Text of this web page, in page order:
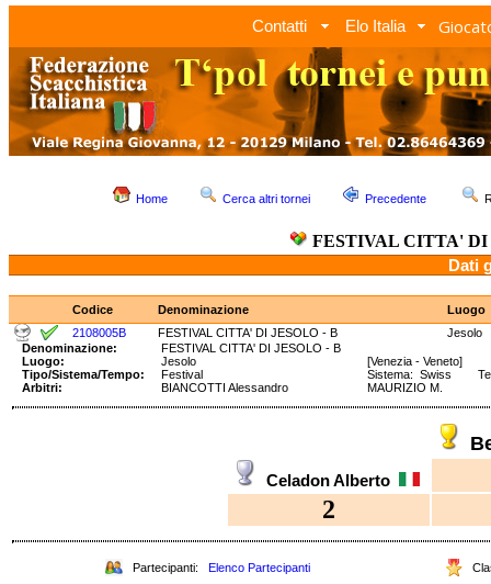
Contatti Elo Italia
Home Cerca altri tornei Precedente
FESTIVAL CITTA' DI
Dati
Codice Denominazione
Luogo
2108005B
FESTIVAL CITTA' DI JESOLO - B
Jesolo
Denominazione:
FESTIVAL CITTA' DI JESOLO - B
Luogo:
Jesolo
[Venezia - Veneto]
Tipo/Sistema/Tempo:
Festival
Sistema: Swiss
Arbitri:
BIANCOTTI Alessandro MAURIZIO M.
Celadon Alberto
2
Partecipanti: Elenco Partecipanti